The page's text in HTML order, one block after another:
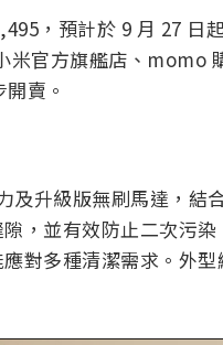
，預計於 9 月 27 日
官方旗艦店、momo
賣。
升級版無刷馬達，結
，並有效防止二次污
對多種清潔需求。外